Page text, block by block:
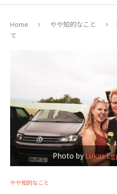
Home やや知的なこと
て
Photo byLukas
やや知的なこと